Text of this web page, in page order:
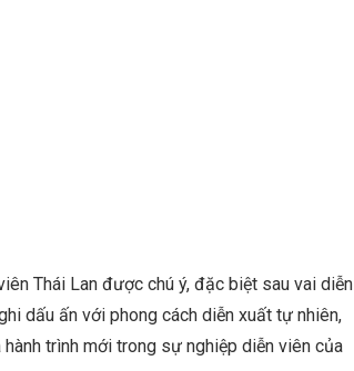
Thái Lan được chú ý, đặc biệt sau vai diễn
dấu ấn với phong cách diễn xuất tự nhiên,
trình mới trong sự nghiệp diễn viên của